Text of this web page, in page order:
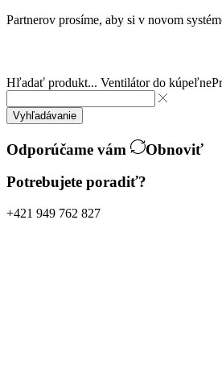
Partnerov prosíme, aby si v novom
Hľadať produkt... Ventilátor do kúpeľne
Vyhľadávanie
Odporúčame vám
Obnoviť
Potrebujete poradiť?
+421 949 762 827